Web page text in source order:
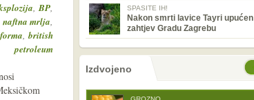
,BP,
naftna mrlja,
, british
petroleum
SPASITE IH!
Nakon smrti lavice Tayri upućen
zahtjev Gradu Zagrebu
nema prethodne stranice
sljedećeIzdvojeno